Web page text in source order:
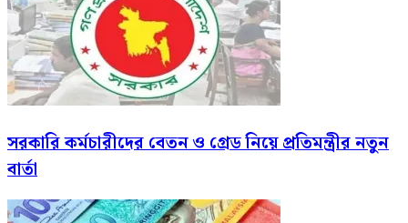
সরকারি কর্মচারীদের বেতন ও গ্রেড নিয়ে প্রতিমন্ত্রীর নতুন
বার্তা